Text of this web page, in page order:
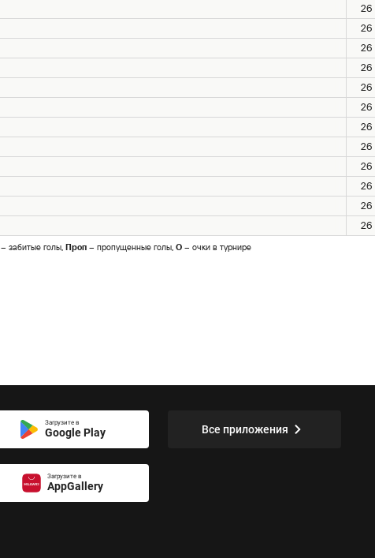
26
26
26
26
26
26
26
26
26
26
26
26
– забитые голы, Проп – пропущенные голы, О – очки в турнире
Загрузите в
Google Play
Загрузите в
AppGallery
Все приложения